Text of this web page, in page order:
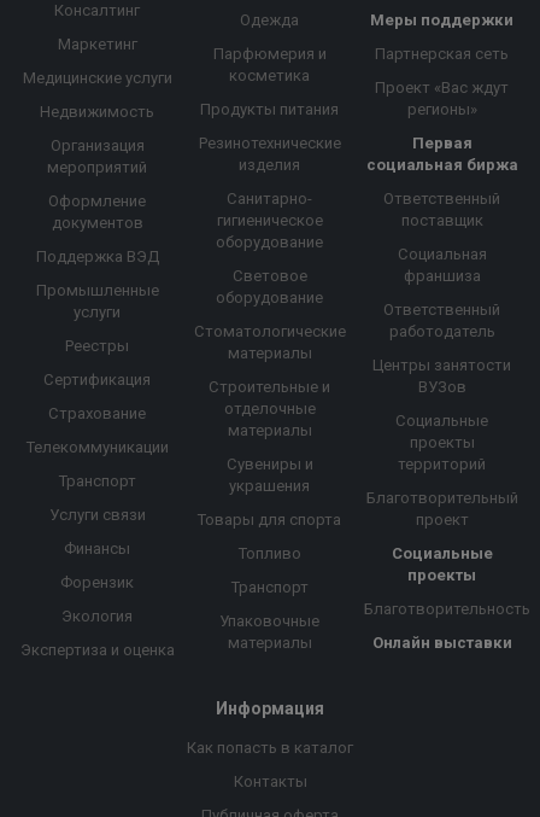
Консалтинг
Маркетинг
Медицинские услуги
Недвижимость
Организация
мероприятий
Оформление
документов
Поддержка ВЭД
Промышленные
услуги
Реестры
Сертификация
Страхование
Телекоммуникации
Транспорт
Услуги связи
Финансы
Форензик
Экология
Экспертиза и оценка
Одежда
Парфюмерия и
косметика
Продукты питания
Резинотехнические
изделия
Санитарно-
гигиеническое
оборудование
Световое
оборудование
Стоматологические
материалы
Строительные и
отделочные
материалы
Сувениры и
украшения
Товары для спорта
Топливо
Транспорт
Упаковочные
материалы
Меры поддержки
Партнерская сеть
Проект «Вас ждут
регионы»
Первая
социальная биржа
Ответственный
поставщик
Социальная
франшиза
Ответственный
работодатель
Центры занятости
ВУЗов
Социальные
проекты
территорий
Благотворительный
проект
Социальные
проекты
Благотворительность
Онлайн выставки
Информация
Как попасть в каталог
Контакты